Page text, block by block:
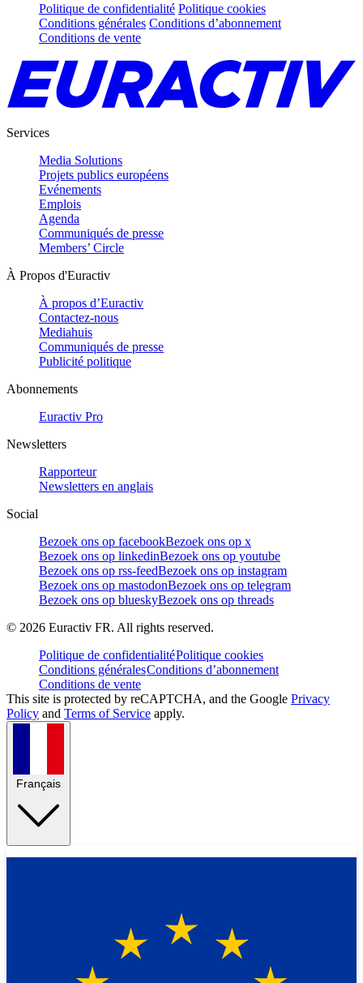
Politique de confidentialité Politique cookies
Conditions générales Conditions d’abonnement
Conditions de vente
Services
Media Solutions
Projets publics européens
Evénements
Emplois
Agenda
Communiqués de presse
Members’ Circle
À Propos d'Euractiv
À propos d’Euractiv
Contactez-nous
Mediahuis
Communiqués de presse
Publicité politique
Abonnements
Euractiv Pro
Newsletters
Rapporteur
Newsletters en anglais
Social
Bezoek ons op facebookBezoek ons op x
Bezoek ons op linkedinBezoek ons op youtube
Bezoek ons op rss-feedBezoek ons op instagram
Bezoek ons op mastodonBezoek ons op telegram
Bezoek ons op blueskyBezoek ons op threads
© 2026 Euractiv FR. All rights reserved.
Politique de confidentialitéPolitique cookies
Conditions généralesConditions d’abonnement
Conditions de vente
This site is protected by reCAPTCHA, and the Google Privacy
Policy and Terms of Service apply.
Français